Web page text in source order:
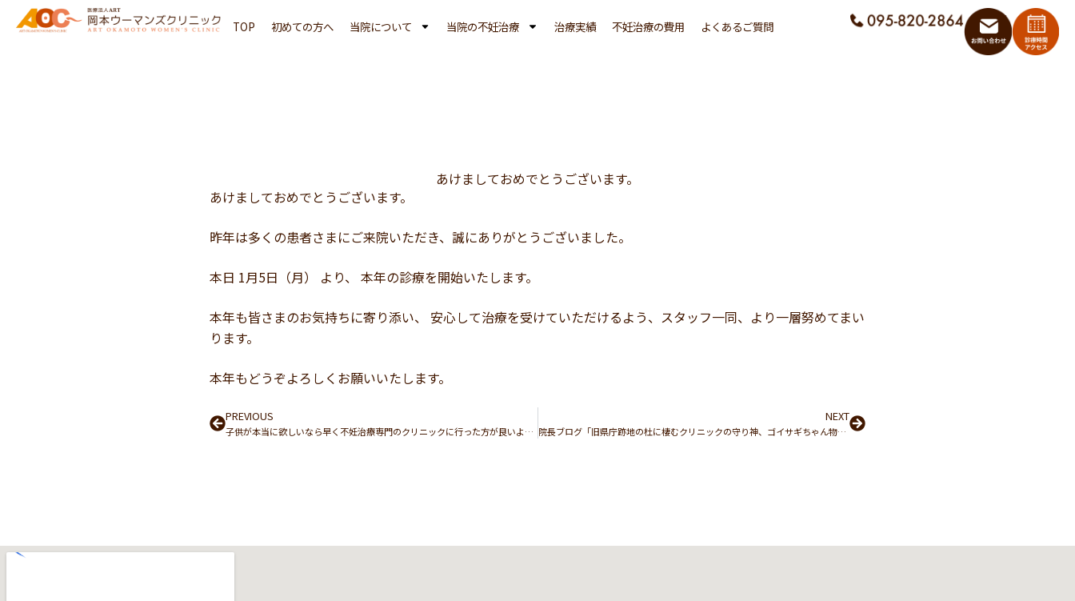
TOP 初めての方へ 当院について 当院の不妊治療 治療実績 不妊治療の費用 よくあるご質問
あけましておめでとうございます。
あけましておめでとうございます。
昨年は多くの患者さまにご来院いただき、誠にありがとうございました。
本日 1月5日（月） より、 本年の診療を開始いたします。
本年も皆さまのお気持ちに寄り添い、 安心して治療を受けていただけるよう、スタッフ一同、より一層努めてまい
ります。
本年もどうぞよろしくお願いいたします。
PrevPREVIOUS
子供が本当に欲しいなら早く不妊治療専門のクリニックに行った方が良いよとのことで岡本ウーマンズクリニックさんへ通い始めました。
NEXT
院長ブログ「旧県庁跡地の杜に棲むクリニックの守り神、ゴイサギちゃん物語」 Next